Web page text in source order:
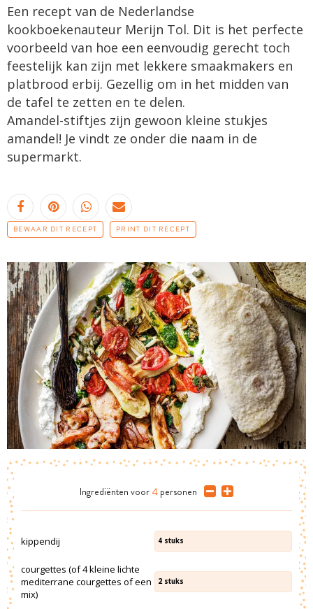
Een recept van de Nederlandse
kookboekenauteur Merijn Tol. Dit is het perfecte
voorbeeld van hoe een eenvoudig gerecht toch
feestelijk kan zijn met lekkere smaakmakers en
platbrood erbij. Gezellig om in het midden van
de tafel te zetten en te delen.
Amandel-stiftjes zijn gewoon kleine stukjes
amandel! Je vindt ze onder die naam in de
supermarkt.
BEWAAR DIT RECEPT PRINT DIT RECEPT
Ingrediënten voor 4 personen
kippendij 4 stuks
courgettes (of 4 kleine lichte
mediterrane courgettes of een
mix)
2 stuks